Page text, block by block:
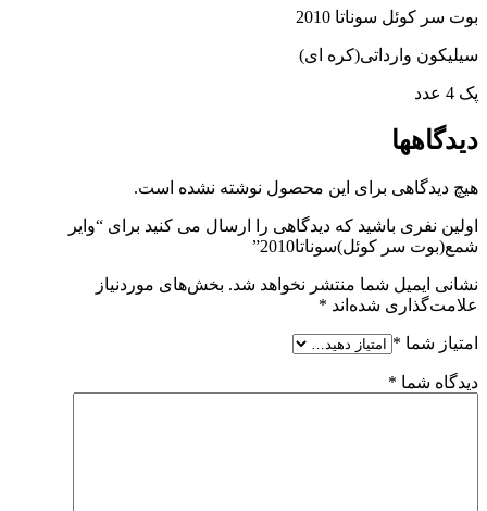
بوت سر کوئل سوناتا 2010
سیلیکون وارداتی(کره ای)
پک 4 عدد
دیدگاهها
هیچ دیدگاهی برای این محصول نوشته نشده است.
اولین نفری باشید که دیدگاهی را ارسال می کنید برای “وایر
شمع(بوت سر کوئل)سوناتا2010”
نشانی ایمیل شما منتشر نخواهد شد. بخش‌های موردنیاز
علامت‌گذاری شده‌اند *
امتیاز شما *
دیدگاه شما *